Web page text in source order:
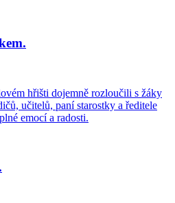
hřišti dojemně rozloučili s žáky
učitelů, paní starostky a ředitele
emocí a radosti.